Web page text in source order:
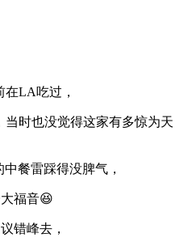
LA吃过，
时也没觉得这家有多惊为天
餐雷踩得没脾气，
福音😆
错峰去，